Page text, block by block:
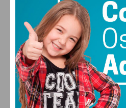
MAIS POPULARES